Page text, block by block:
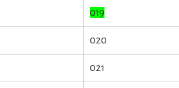
019
020
021